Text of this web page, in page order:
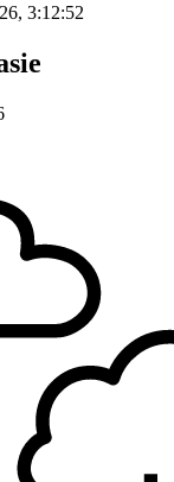
, 3:12:52